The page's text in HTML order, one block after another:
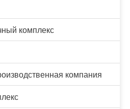
комплекс
компания